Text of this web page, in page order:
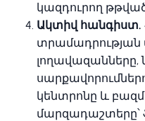
կազդուրող
Ակտիվ հանգիստ.
լողավազանները,
կենտրոնը և
մարզադաշտերը՝